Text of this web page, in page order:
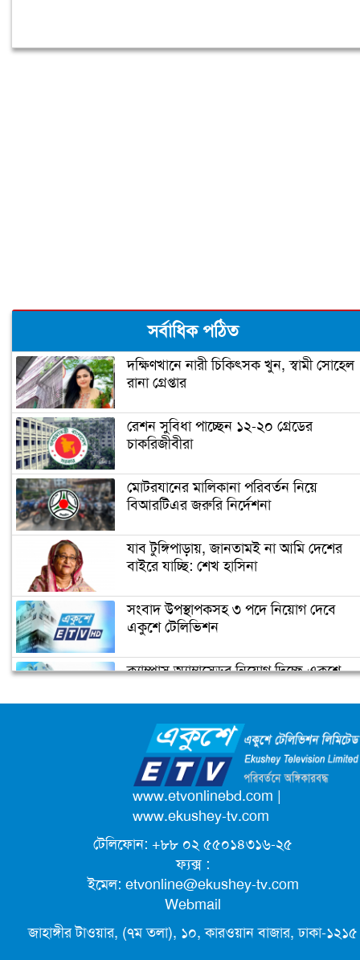
সর্বাধিক পঠিত
দক্ষিণখানে নারী চিকিৎসক খুন, স্বামী সোহেল
রানা গ্রেপ্তার
রেশন সুবিধা পাচ্ছেন ১২-২০ গ্রেডের
চাকরিজীবীরা
মোটরযানের মালিকানা পরিবর্তন নিয়ে
বিআরটিএর জরুরি নির্দেশনা
যাব টুঙ্গিপাড়ায়, জানতামই না আমি দেশের
বাইরে যাচ্ছি: শেখ হাসিনা
সংবাদ উপস্থাপকসহ ৩ পদে নিয়োগ দেবে
একুশে টেলিভিশন
ক্যাম্পাস অ্যাম্বাসেডর নিয়োগ দিচ্ছে একুশে
জাতিসংঘের পরবর্তী মহাসচিব পদে
আলোচনায় ড. ইউনূস
পদোন্নতি পেয়ে সচিব হলেন ২ কর্মকর্তা
লিগ্যাল এইডের মাধ্যমে সন্তান ফিরে পেল
সেই কিশোরী মা জুঁই
জেট ফুয়েলের দাম কমলো লিটারে ১৯ টাকা
www.etvonlinebd.com |
www.ekushey-tv.com
টেলিফোন: +৮৮ ০২ ৫৫০১৪৩১৬-২৫
ফ্যক্স :
ইমেল: etvonline@ekushey-tv.com
Webmail
জাহাঙ্গীর টাওয়ার, (৭ম তলা), ১০, কারওয়ান বাজার, ঢাকা-১২১৫